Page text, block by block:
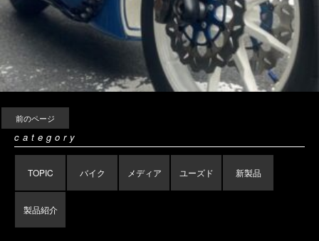
前のページ
category
TOPIC バイク メディア ユーズド 新製品
製品紹介